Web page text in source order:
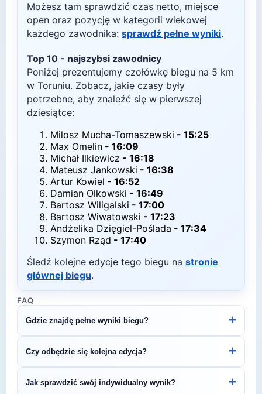
Możesz tam sprawdzić czas netto, miejsce
open oraz pozycję w kategorii wiekowej
każdego zawodnika: sprawdź pełne wyniki.
Top 10 - najszybsi zawodnicy
Poniżej prezentujemy czołówkę biegu na 5 km
w Toruniu. Zobacz, jakie czasy były
potrzebne, aby znaleźć się w pierwszej
dziesiątce:
Milosz Mucha-Tomaszewski - 15:25
Max Omelin - 16:09
Michał Ilkiewicz - 16:18
Mateusz Jankowski - 16:38
Artur Kowiel - 16:52
Damian Olkowski - 16:49
Bartosz Wiligalski - 17:00
Bartosz Wiwatowski - 17:23
Andżelika Dzięgiel-Poślada - 17:34
Szymon Rząd - 17:40
Śledź kolejne edycje tego biegu na stronie
głównej biegu.
FAQ
Gdzie znajdę pełne wyniki biegu? +
organizatora.
Czy odbędzie się kolejna edycja? +
Śledź stronę organizatora lub ZawodyBiegowe.pl,
Jak sprawdzić swój indywidualny wynik? +